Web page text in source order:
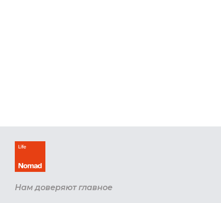
Нам доверяют главное